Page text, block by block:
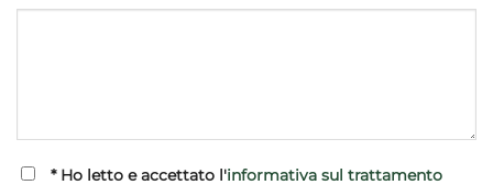
*Ho letto e accettato l'informativa sul trattamento